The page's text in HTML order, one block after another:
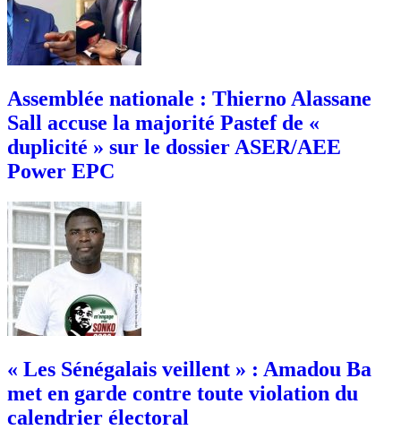
Assemblée nationale : Thierno Alassane
Sall accuse la majorité Pastef de «
duplicité » sur le dossier ASER/AEE
Power EPC
« Les Sénégalais veillent » : Amadou Ba
met en garde contre toute violation du
calendrier électoral